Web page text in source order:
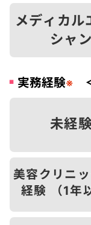
メディカル
シャン
実務経験※＜
未経験
美容クリニ
経験 （1年